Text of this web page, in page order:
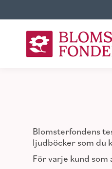
Blomsterfondens
ljudböcker som du
För varje kund som